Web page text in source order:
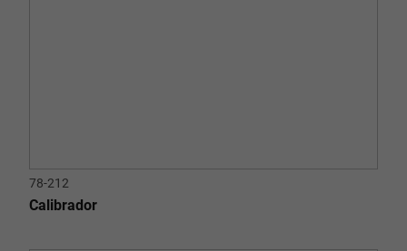
78-212
Calibrador